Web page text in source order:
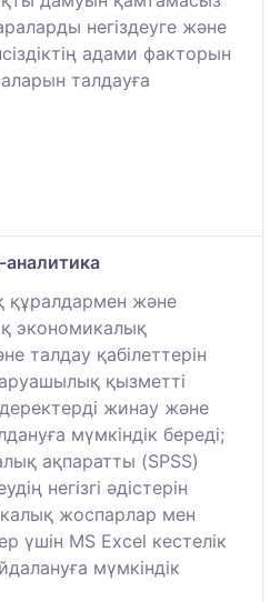
негіздеуге және
адами факторын
талдауға
құралдармен және
экономикалық
талдау қабілеттерін
қызметті
жинау және
мүмкіндік береді;
ақпаратты (SPSS)
негізгі әдістерін
жоспарлар мен
үшін MS Excel кестелік
мүмкіндік